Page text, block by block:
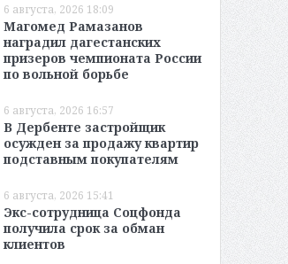
6 августа, 2026 18:09
Магомед Рамазанов
наградил дагестанских
призеров чемпионата России
по вольной борьбе
6 августа, 2026 16:57
В Дербенте застройщик
осужден за продажу квартир
подставным покупателям
6 августа, 2026 15:41
Экс-сотрудница Соцфонда
получила срок за обман
клиентов